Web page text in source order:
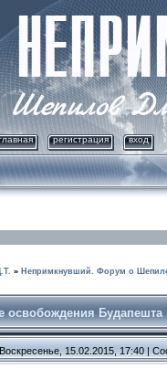
регистрация вход
» Непримкнувший. Форум о
освобождения Будапешта
15.02.2015, 17:40 |